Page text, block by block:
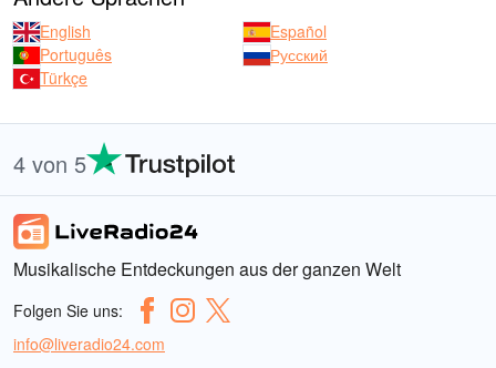
English
Español
Português
Русский
Türkçe
4 von 5
Musikalische Entdeckungen aus der ganzen Welt
Folgen Sie uns:
info@liveradio24.com